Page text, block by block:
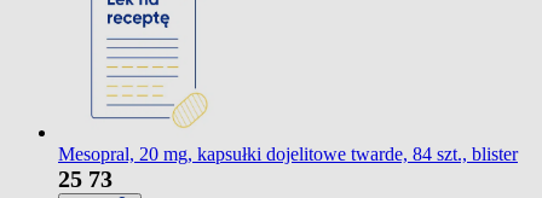
Mesopral, 20 mg, kapsułki dojelitowe twarde, 84 szt., blister
25 73